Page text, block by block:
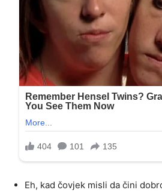
Eh, kad čovjek misli da čini